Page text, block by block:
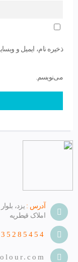
ذخیره نام، ایمیل و
می‌نویسم.
آدرس :
املاک قیطریه